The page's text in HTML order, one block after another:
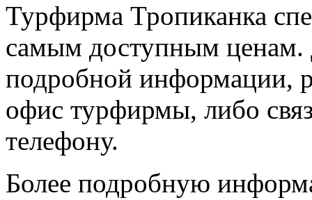
Турфирма Тропиканка
самым доступным ценам.
подробной информации,
офис турфирмы, либо
телефону.
Более подробную